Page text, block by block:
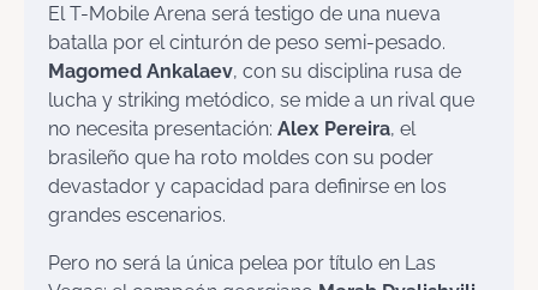
El T-Mobile Arena será testigo de una nueva
batalla por el cinturón de peso semi-pesado.
Magomed Ankalaev, con su disciplina rusa de
lucha y striking metódico, se mide a un rival que
no necesita presentación: Alex Pereira, el
brasileño que ha roto moldes con su poder
devastador y capacidad para definirse en los
grandes escenarios.
Pero no será la única pelea por título en Las